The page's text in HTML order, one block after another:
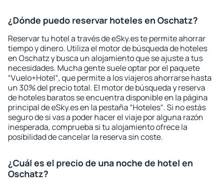
¿Dónde puedo reservar hoteles en Oschatz?
Reservar tu hotel a través de eSky.es te permite ahorrar
tiempo y dinero. Utiliza el motor de búsqueda de hoteles
en Oschatz y busca un alojamiento que se ajuste a tus
necesidades. Mucha gente suele optar por el paquete
“Vuelo+Hotel“, que permite a los viajeros ahorrarse hasta
un 30% del precio total. El motor de búsqueda y reserva
de hoteles baratos se encuentra disponible en la página
principal de eSky.es en la pestaña “Hoteles“. Si no estás
seguro de si vas a poder hacer el viaje por alguna razón
inesperada, comprueba si tu alojamiento ofrece la
posibilidad de cancelar la reserva sin coste.
¿Cuál es el precio de una noche de hotel en
Oschatz?